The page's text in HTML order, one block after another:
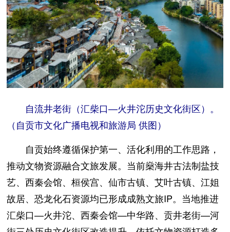
自流井老街（汇柴口—火井沱历史文化街区）。
（自贡市文化广播电视和旅游局 供图）
自贡始终遵循保护第一、活化利用的工作思路，
推动文物资源融合文旅发展。当前燊海井古法制盐技
艺、西秦会馆、桓侯宫、仙市古镇、艾叶古镇、江姐
故居、恐龙化石资源均已形成成熟文旅IP。当地推进
汇柴口—火井沱、西秦会馆—中华路、贡井老街—河